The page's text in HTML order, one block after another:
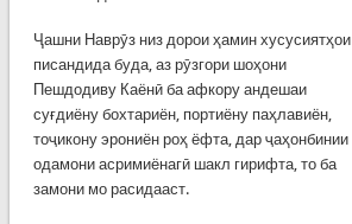
Ҷашни Наврӯз низ дорои ҳамин хусусиятҳои
писандида буда, аз рӯзгори шоҳони
Пешдодиву Каёнӣ ба афкору андешаи
суғдиёну бохтариён, портиёну паҳлавиён,
тоҷикону эрониён роҳ ёфта, дар ҷаҳонбинии
одамони асримиёнагӣ шакл гирифта, то ба
замони мо расидааст.